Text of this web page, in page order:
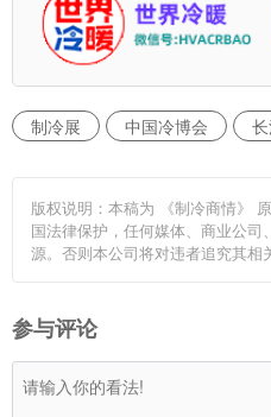
制冷展 中国冷博会
版权说明：本稿为 《制冷商情》
国法律保护，任何媒体、商业公
源。否则本公司将对违者追究其相
参与评论